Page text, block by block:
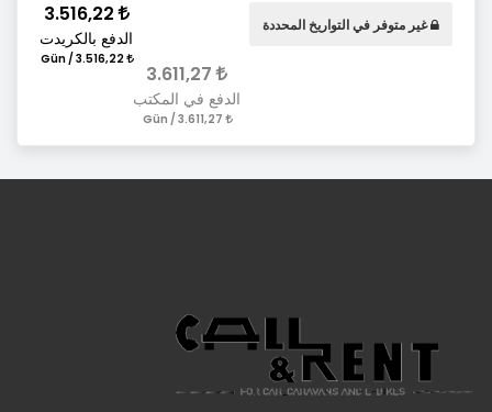
3.611,27
الدفع في المكتب
3.516,22
الدفع بالكريدت
3.516,22 / Gün
غير متوفر في التواريخ المحددة